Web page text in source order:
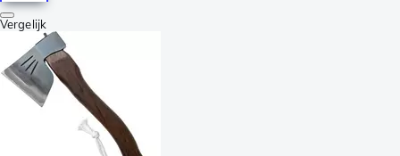
Vergelijk